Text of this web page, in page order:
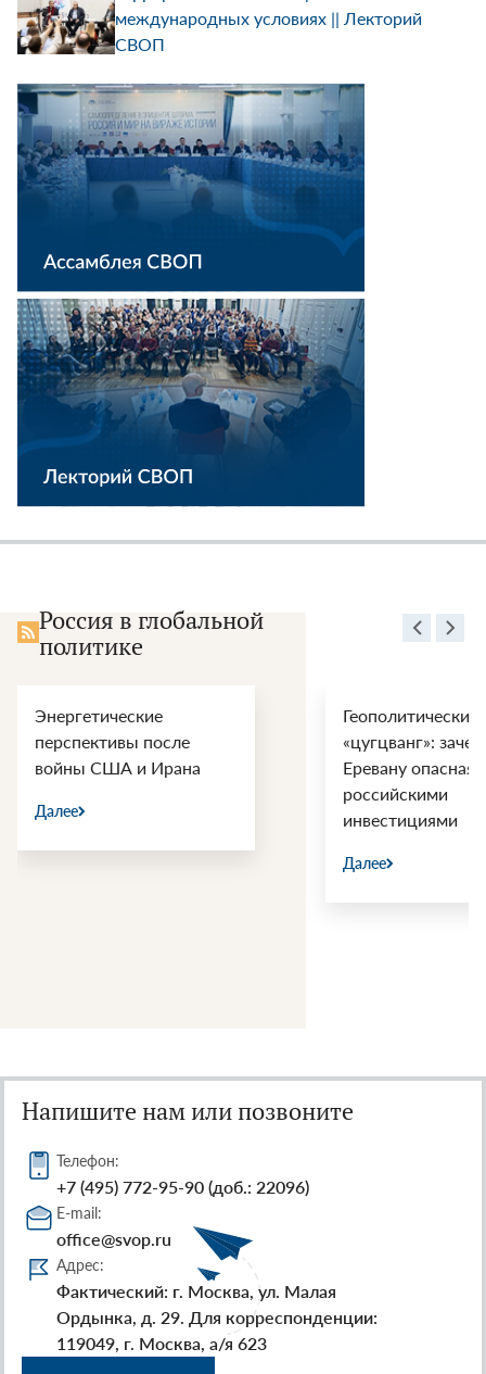
международных условиях || Лекторий
СВОП
Россия в глобальной
политике
Энергетические
перспективы после
войны США и Ирана
Далее
Геополитический
«цугцванг»: зачем
Еревану опасная
российскими
инвестициями
Далее
Напишите нам или позвоните
Телефон:
+7 (495) 772-95-90 (доб.: 22096)
E-mail:
office@svop.ru
Адрес:
Фактический: г. Москва, ул. Малая
Ордынка, д. 29. Для корреспонденции:
119049, г. Москва, а/я 623